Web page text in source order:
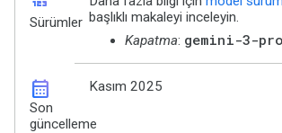
Sürümler başlıklı makaleyi inceleyin.
Kapatma: gemini-3-
calendar_month
Son
güncelleme
Kasım 2025